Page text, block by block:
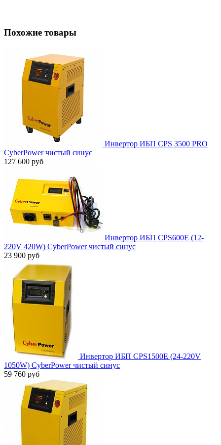
Похожие товары
Инвертор ИБП CPS 3500 PRO
CyberPower чистый синус
127 600 руб
Инвертор ИБП CPS600E (12-
220V 420W) CyberPower чистый синус
23 900 руб
Инвертор ИБП CPS1500E (24-220V
1050W) CyberPower чистый синус
59 760 руб